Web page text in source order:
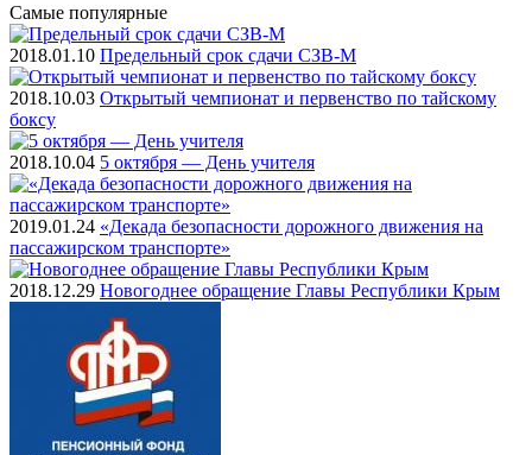
Самые популярные
2018.01.10 Предельный срок сдачи СЗВ-М
2018.10.03 Открытый чемпионат и первенство по тайскому
боксу
2018.10.04 5 октября — День учителя
2019.01.24 «Декада безопасности дорожного движения на
пассажирском транспорте»
2018.12.29 Новогоднее обращение Главы Республики Крым